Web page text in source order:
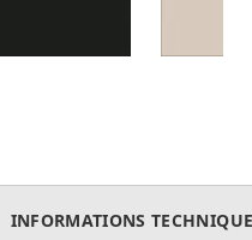
INFORMATIONS